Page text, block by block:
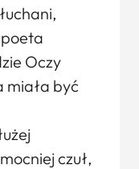
Oczy
miała być
czuł,